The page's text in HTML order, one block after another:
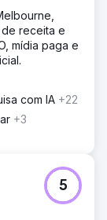
receita e
mídia paga e
com IA +22
+3
5